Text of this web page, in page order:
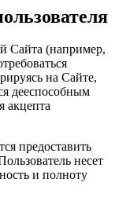
Сайта (например,
на Сайте,
дееспособным
акцепта
предоставить
несет
и полноту